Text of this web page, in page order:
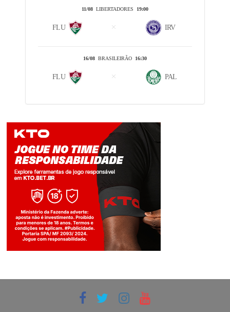
11/08LIBERTADORES 19:00
FLU IRV
16/08BRASILEIRÃO 16:30
FLU PAL
Jogue com responsabilidade. 18+